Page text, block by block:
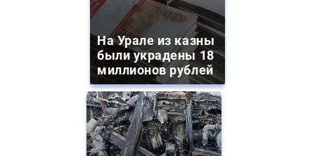
На Урале из казны
были украдены 18
миллионов рублей